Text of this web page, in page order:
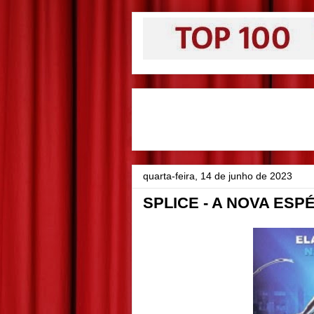
quarta-feira, 14 de junho de 2023
SPLICE - A NOVA